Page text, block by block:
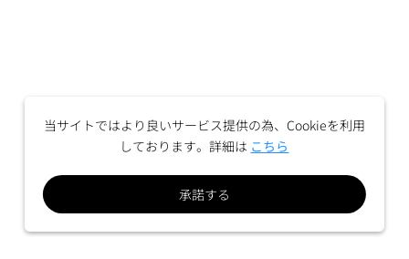
当サイトではより良いサービス提供の為、Cookieを利用
しております。詳細は こちら
承諾する